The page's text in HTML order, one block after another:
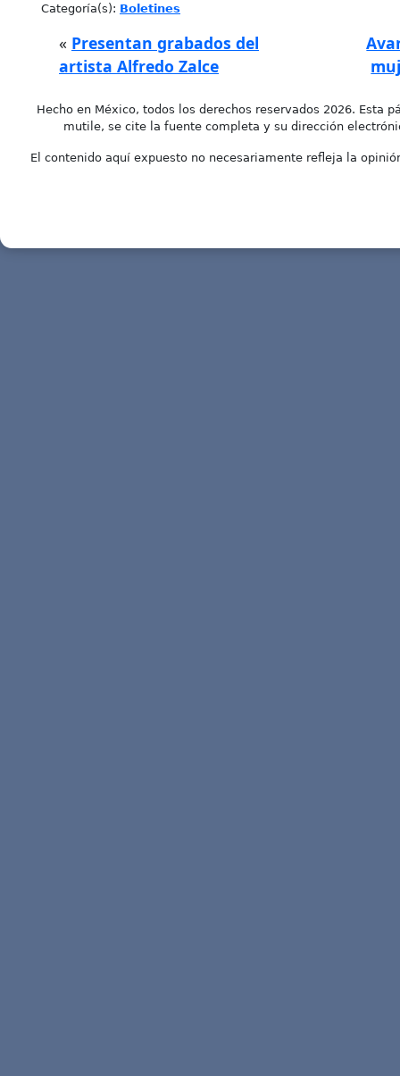
Categoría(s): Boletines
« Presentan grabados del
artista Alfredo Zalce
Hecho en México, todos los derechos reservados 2026. Esta
mutile, se cite la fuente completa y su dirección
El contenido aquí expuesto no necesariamente refleja la